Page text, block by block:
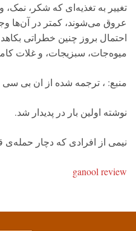
تغییر به تغذیه‌ای که شکر،
عروق می‌شوند، کمتر در آن‌ها
احتمال بروز چنین خطراتی
میوه‌جات، سبزیجات، و غلات
منبع: ، ترجمه شده از ان بی سی
نوشته اولین بار در پدیدار شد.
نیمی از افرادی که دچار حمله‌ی
ganool review